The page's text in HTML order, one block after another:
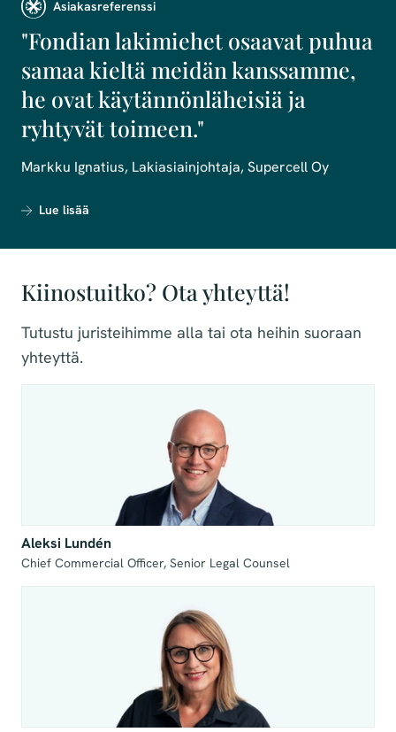
Asiakasreferenssi
"Fondian lakimiehet osaavat puhua
samaa kieltä meidän kanssamme,
he ovat käytännönläheisiä ja
ryhtyvät toimeen."
Markku Ignatius, Lakiasiainjohtaja, Supercell Oy
Lue lisää
Kiinostuitko? Ota yhteyttä!
Tutustu juristeihimme alla tai ota heihin suoraan
yhteyttä.
Aleksi Lundén
Chief Commercial Officer, Senior Legal Counsel